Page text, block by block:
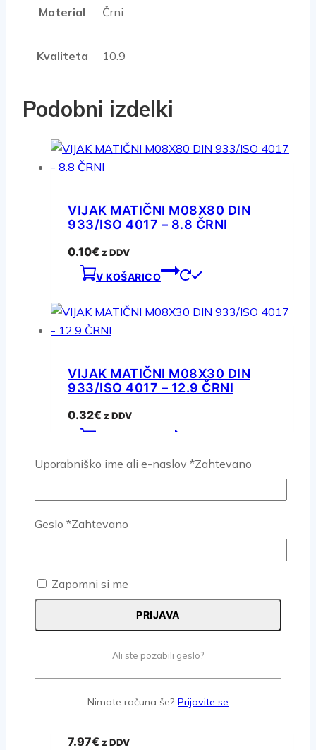
Material Črni
Kvaliteta 10.9
Podobni izdelki
VIJAK MATIČNI M08X80 DIN
933/ISO 4017 – 8.8 ČRNI
0.10€ z DDV
V KOŠARICO
VIJAK MATIČNI M08X30 DIN
933/ISO 4017 – 12.9 ČRNI
0.32€ z DDV
VIJAK MATIČNI M14X45 DIN
€ z DDV
V KOŠARICO
VIJAK MATIČNI M14X120 DIN
7.97€ z DDV
Uporabniško ime ali e-naslov *Zahtevano
Geslo *Zahtevano
Zapomni si me
PRIJAVA
Ali ste pozabili geslo?
Nimate računa še? Prijavite se